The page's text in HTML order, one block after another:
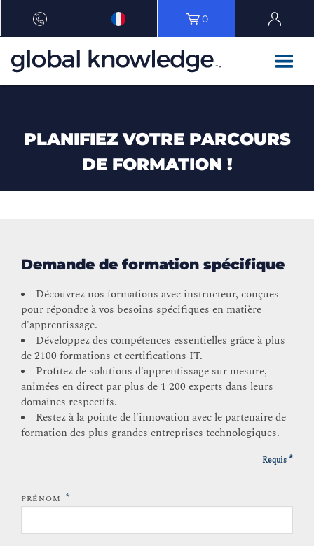
0
PLANIFIEZ VOTRE PARCOURS
DE FORMATION !
Demande de formation spécifique
Découvrez nos formations avec instructeur, conçues
pour répondre à vos besoins spécifiques en matière
d'apprentissage.
Développez des compétences essentielles grâce à plus
de 2100 formations et certifications IT.
Profitez de solutions d'apprentissage sur mesure,
animées en direct par plus de 1 200 experts dans leurs
domaines respectifs.
Restez à la pointe de l'innovation avec le partenaire de
formation des plus grandes entreprises technologiques.
Requis*
PRÉNOM *